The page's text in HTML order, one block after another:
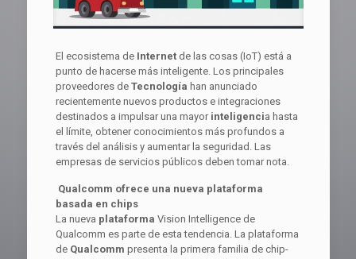
El ecosistema deInternetde las cosas (IoT) está a
punto de hacerse más inteligente. Los principales
proveedores de Tecnología han anunciado
recientemente nuevos productos e integraciones
destinados a impulsar una mayorinteligencia hasta
el límite, obtener conocimientos más profundos a
través del análisis y aumentar la seguridad. Las
empresas de servicios públicos deben tomar nota.
Qualcomm ofrece una nueva plataforma
basada en chips
La nueva plataforma Vision Intelligence de
Qualcomm es parte de esta tendencia. La plataforma
deQualcomm presenta la primera familia de chip-